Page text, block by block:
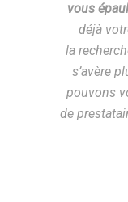
vous
déjà
la
s’avère
pouvons
de